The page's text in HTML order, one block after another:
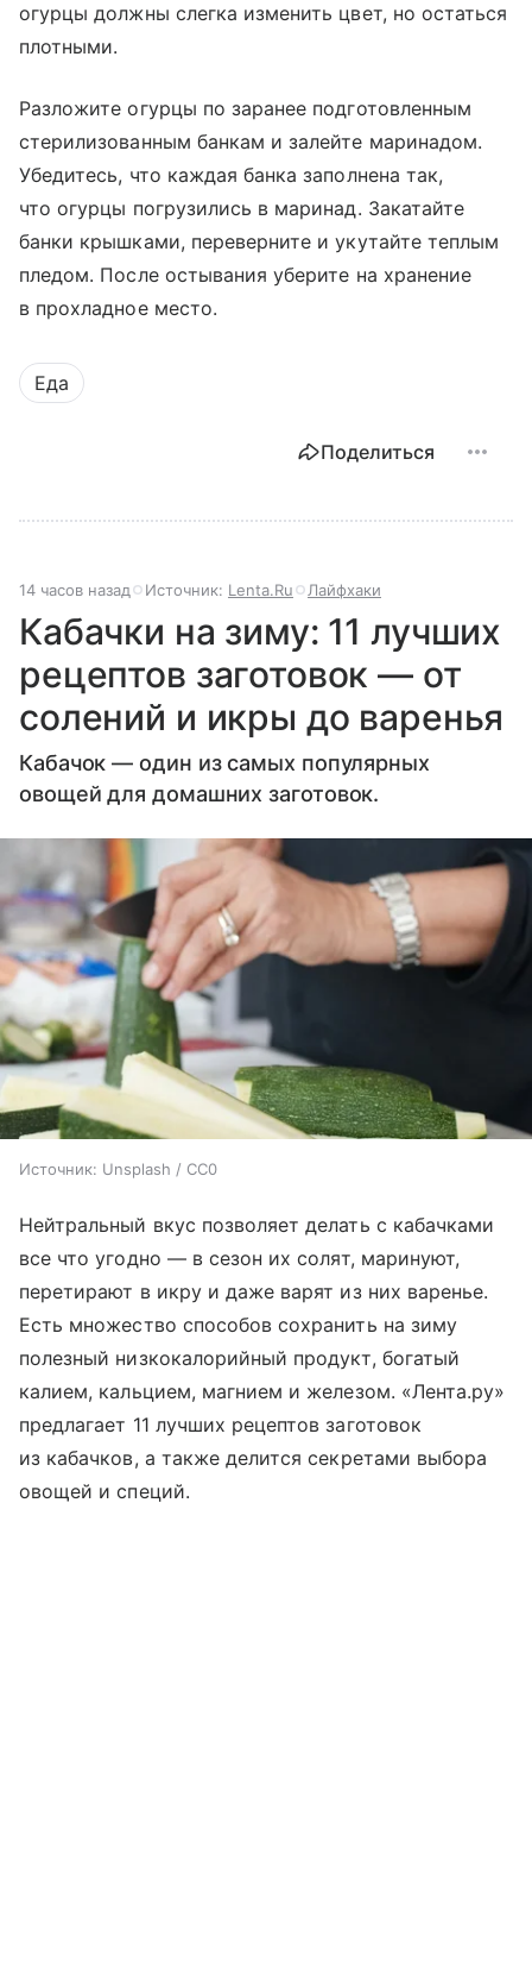
огурцы должны слегка изменить цвет, но остаться
плотными.
Разложите огурцы по заранее подготовленным
стерилизованным банкам и залейте маринадом.
Убедитесь, что каждая банка заполнена так,
что огурцы погрузились в маринад. Закатайте
банки крышками, переверните и укутайте теплым
пледом. После остывания уберите на хранение
в прохладное место.
Еда
Поделиться
14 часов назад Источник: Lenta.Ru Лайфхаки
Кабачки на зиму: 11 лучших
рецептов заготовок — от
солений и икры до варенья
Кабачок — один из самых популярных
овощей для домашних заготовок.
Источник: Unsplash / CC0
Нейтральный вкус позволяет делать с кабачками
все что угодно — в сезон их солят, маринуют,
перетирают в икру и даже варят из них варенье.
Есть множество способов сохранить на зиму
полезный низкокалорийный продукт, богатый
калием, кальцием, магнием и железом. «Лента.ру»
предлагает 11 лучших рецептов заготовок
из кабачков, а также делится секретами выбора
овощей и специй.